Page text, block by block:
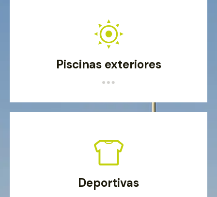
Piscinas exteriores
Deportivas